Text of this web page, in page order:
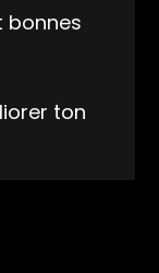
bonnes
ton